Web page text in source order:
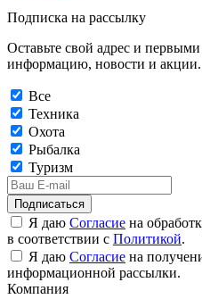
Подписка на рассылку
Оставьте свой адрес и
информацию, новости и акции.
Все
Техника
Охота
Рыбалка
Туризм
Подписаться
Я даю Согласие на
в соответствии с Политикой.
Я даю Согласие на
информационной рассылки.
Компания